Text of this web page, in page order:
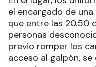
el encargado de
que entre las 20.50
personas
previo romper los
acceso al galpón,